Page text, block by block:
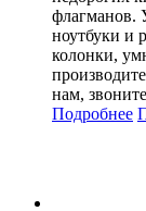
флагманов.
ноутбуки и
колонки,
нам,
Подробнее